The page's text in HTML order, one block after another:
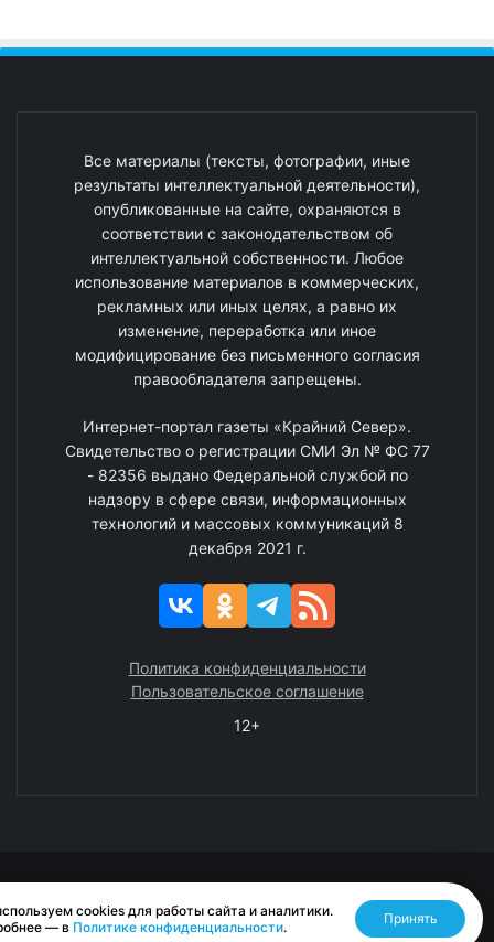
Все материалы (тексты, фотографии, иные
результаты интеллектуальной деятельности),
опубликованные на сайте, охраняются в
соответствии с законодательством об
интеллектуальной собственности. Любое
использование материалов в коммерческих,
рекламных или иных целях, а равно их
изменение, переработка или иное
модифицирование без письменного согласия
правообладателя запрещены.
Интернет-портал газеты «Крайний Север».
Свидетельство о регистрации СМИ Эл № ФС 77
- 82356 выдано Федеральной службой по
надзору в сфере связи, информационных
технологий и массовых коммуникаций 8
декабря 2021 г.
Политика конфиденциальности
Пользовательское соглашение
12+
Разработано RASA
cookies для работы сайта и аналитики.
— в Политике конфиденциальности.
Принять